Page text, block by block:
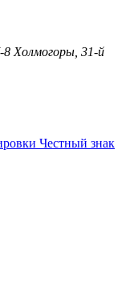
8 Холмогоры, 31-й
Честный знак